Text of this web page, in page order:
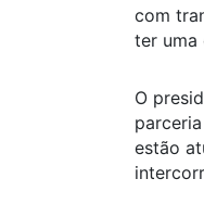
com
ter uma
O
estão